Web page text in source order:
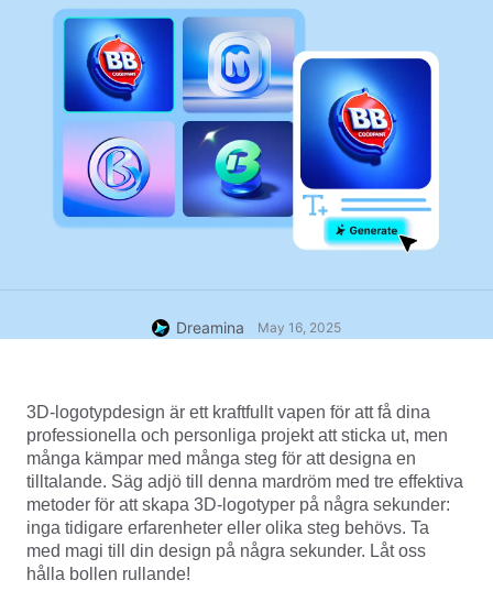
Dreamina May 16, 2025
3D-logotypdesign är ett kraftfullt vapen för att få dina
professionella och personliga projekt att sticka ut, men
många kämpar med många steg för att designa en
tilltalande. Säg adjö till denna mardröm med tre effektiva
metoder för att skapa 3D-logotyper på några sekunder:
inga tidigare erfarenheter eller olika steg behövs. Ta
med magi till din design på några sekunder. Låt oss
hålla bollen rullande!